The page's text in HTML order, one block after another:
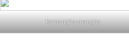
Kamangha-mangha